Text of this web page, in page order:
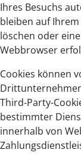
Ihres Besuchs
bleiben auf
löschen oder
Webbrowser
Cookies können
Third-Party-
bestimmter
innerhalb von